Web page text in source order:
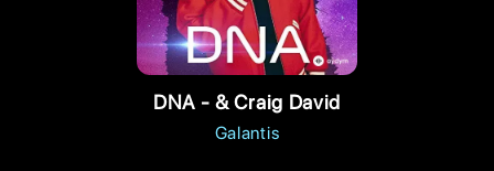
DNA - & Craig David
Galantis